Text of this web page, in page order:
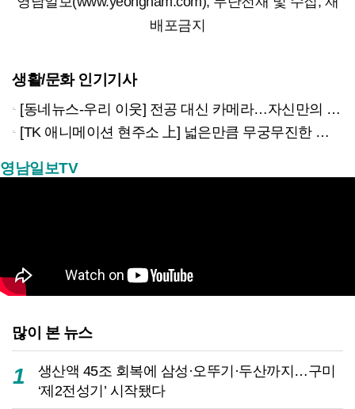
배포금지
생활/문화 인기기사
[동네뉴스-우리 이웃] 전공 대신 카메라…자신만의 ‘웨딩스냅’ 철학 만든 당찬 청년
[TK 애니메이션 현주소 上] 넓은만큼 무궁무진한 이야기…경북은 ‘스토리 IP’의 원천
영남일보TV
많이 본 뉴스
1
생산액 45조 회복에 삼성·오뚜기·두산까지…구미
‘제2전성기’ 시작됐다